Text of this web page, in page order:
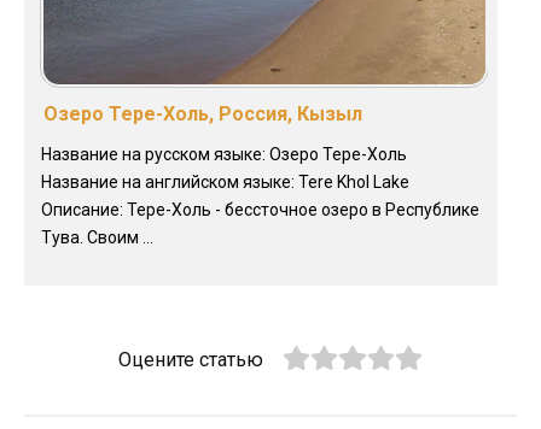
Озеро Тере-Холь, Россия, Кызыл
Название на русском языке: Озеро Тере-Холь
Название на английском языке: Tere Khol Lake
Описание: Тере-Холь - бессточное озеро в Республике
Тува. Своим ...
Оцените статью